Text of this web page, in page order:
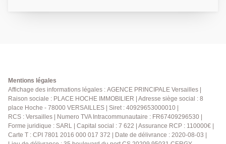
lumière grâce à ses nombreuses ouvertures de toit,
avec charpente et poutres apparentes, espace salon,
salle à manger et cuisine ouverte équipée. Un poêle à
bois fonctionnel vient renforcer le charme et le
caractère de cette pièce principale. L'espace nuit se
compose de deux chambres avec rangements, d'une
salle de bains et de WC séparés. Vous serez séduits
Mentions légales
Affichage des informations légales : AGENCE PRINCIPALE Versailles |
Raison sociale : PLACE HOCHE IMMOBILIER | Adresse siège social : 8
place Hoche - 78000 VERSAILLES | Siret : 40929653000010 |
RCS : Versailles | Numero TVA Intracommunautaire : FR67409296530 |
Forme juridique : SARL | Capital social : 7 622 | Assurance RCP : 110000€ |
Carte T : CPI 7801 2016 000 017 372 | Date de délivrance : 2020-08-03 |